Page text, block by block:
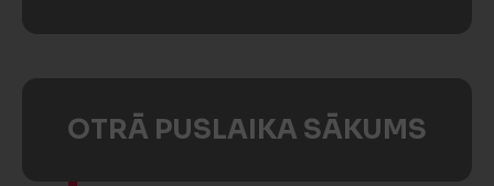
OTRĀ PUSLAIKA SĀKUMS